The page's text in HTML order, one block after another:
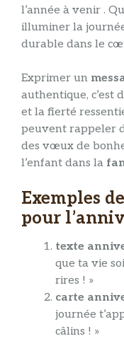
l’année à venir .
illuminer la
durable dans le
Exprimer un
authentique, c’est
et la fierté
peuvent rappeler
des vœux de
l’enfant dans la
Exemples
pour
texte
que ta vie
rires ! »
carte
journée
câlins ! »